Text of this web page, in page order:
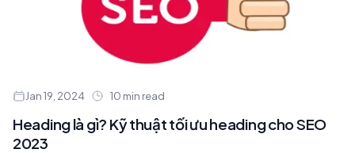
Jan 19, 2024 10 min read
Heading là gì? Kỹ thuật tối ưu heading cho SEO
2023